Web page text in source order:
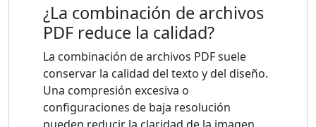
¿La combinación de archivos
PDF reduce la calidad?
La combinación de archivos PDF suele
conservar la calidad del texto y del diseño.
Una compresión excesiva o
configuraciones de baja resolución